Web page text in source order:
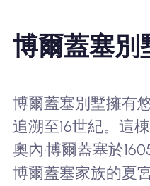
博爾蓋塞別
博爾蓋塞別墅擁有
追溯至16世紀。這
奧內·博爾蓋塞於
博爾蓋塞家族的夏